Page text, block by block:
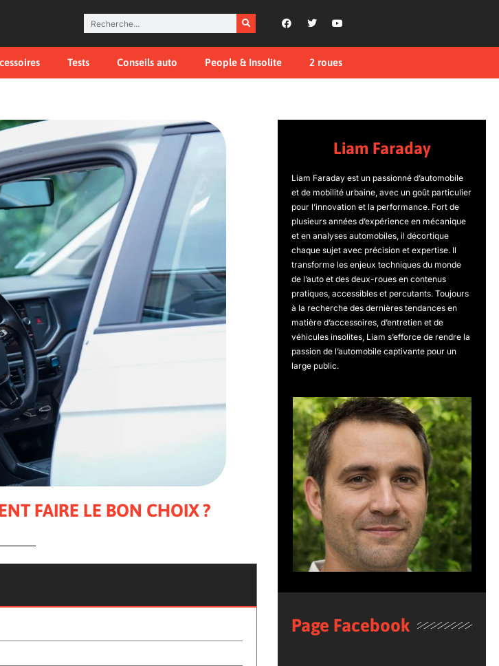
Tests Conseils auto People & Insolite 2 roues
FAIRE LE BON CHOIX ?
Liam Faraday
Liam Faraday est un passionné d’automobile
et de mobilité urbaine, avec un goût particulier
pour l’innovation et la performance. Fort de
plusieurs années d’expérience en mécanique
et en analyses automobiles, il décortique
chaque sujet avec précision et expertise. Il
transforme les enjeux techniques du monde
de l’auto et des deux-roues en contenus
pratiques, accessibles et percutants. Toujours
à la recherche des dernières tendances en
matière d’accessoires, d’entretien et de
véhicules insolites, Liam s’efforce de rendre la
passion de l’automobile captivante pour un
large public.
Page Facebook